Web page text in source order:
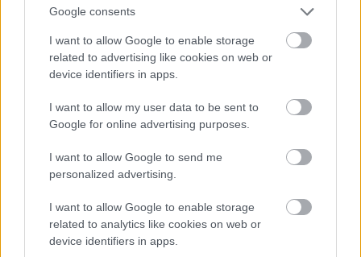
Google consents
I want to allow Google to enable storage
related to advertising like cookies on web or
device identifiers in apps.
I want to allow my user data to be sent to
Google for online advertising purposes.
I want to allow Google to send me
personalized advertising.
I want to allow Google to enable storage
related to analytics like cookies on web or
device identifiers in apps.
Csehországból kikerülő ujonczjutalék nem elegendő arra, hogy az
a magyar fiukat is. Még pedig teljes sikerrel, a magyar legénység
ép úgy megállja helyét, mint a cseh.”(A budapesti Ludovika
Akadémián csak 1912-ben indult el a tüzértiszti képzés.)
Hajmáskéren és 1913. Október 1-től a várpalotai Zichy-
kastélyban működő gyalogsági lövőiskolában képezték és
hegyi tüzérségi ezredeit, a közeli lőterek (Hajmáskér, Inota-
Hajagospuszta) nem feleltek meg százszázalékosan a dunai
dolomit-fennsíkjai miatt ugyanis a k.u.k. hegyi tüzérségének
csaknem minden évben a változatosabb terepadottságú, ezért
nehezebben belőhető Dinári-hegységben fellelhető bosnyák